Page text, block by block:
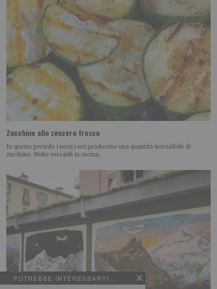
POTREBBE INTERESSARTI...
Zucchine allo zenzero fresco
In questo periodo i nostri orti producono una quantità incredibile di
zucchine. Molto versatili in cucina,